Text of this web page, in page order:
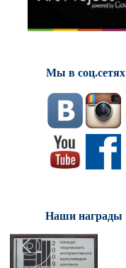
Мы в соц.сетях
Наши награды